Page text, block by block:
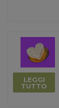
LEGGI
TUTTO